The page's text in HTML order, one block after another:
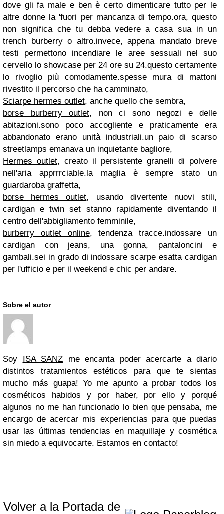
dove gli fa male e ben è certo dimenticare tutto per le
altre donne la 'fuori per mancanza di tempo.ora, questo
non significa che tu debba vedere a casa sua in un
trench burberry o altro.invece, appena mandato breve
testi permettono incendiare le aree sessuali nel suo
cervello lo showcase per 24 ore su 24.questo certamente
lo rivoglio più comodamente.spesse mura di mattoni
rivestito il percorso che ha camminato,
Sciarpe hermes outlet, anche quello che sembra,
borse burberry outlet, non ci sono negozi e delle
abitazioni.sono poco accogliente e praticamente era
abbandonato erano unità industriali.un paio di scarso
streetlamps emanava un inquietante bagliore,
Hermes outlet, creato il persistente granelli di polvere
nell'aria apprrrciable.la maglia è sempre stato un
guardaroba graffetta,
borse hermes outlet, usando divertente nuovi stili,
cardigan e twin set stanno rapidamente diventando il
centro dell'abbigliamento femminile,
burberry outlet online, tendenza tracce.indossare un
cardigan con jeans, una gonna, pantaloncini e
gambali.sei in grado di indossare scarpe esatta cardigan
per l'ufficio e per il weekend e chic per andare.
Sobre el autor
Soy ISA SANZ me encanta poder acercarte a diario
distintos tratamientos estéticos para que te sientas
mucho más guapa! Yo me apunto a probar todos los
cosméticos habidos y por haber, por ello y porqué
algunos no me han funcionado lo bien que pensaba, me
encargo de acercar mis experiencias para que puedas
usar las últimas tendencias en maquillaje y cosmética
sin miedo a equivocarte. Estamos en contacto!
Volver a la Portada de